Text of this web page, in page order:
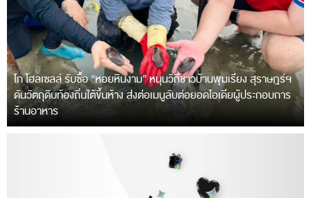
โก โฮลเซลล์ รับซื้อ “หอยหินงาม” หนุนวิถีชาวบ้านพุมเรียง สุราษฎร์ฯ
ดันวัตถุดิบท้องถิ่นใต้ขึ้นห้าง ส่งต่อเมนูลับต่อยอดไอเดียผู้ประกอบการ
ร้านอาหาร